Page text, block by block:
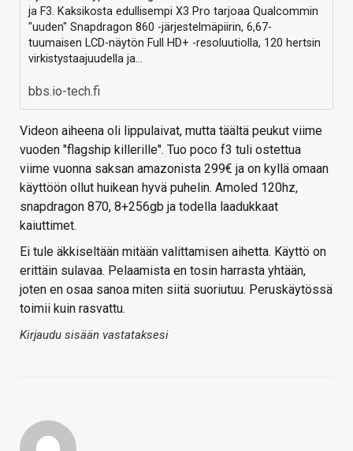
ja F3. Kaksikosta edullisempi X3 Pro tarjoaa Qualcommin
"uuden" Snapdragon 860 -järjestelmäpiirin, 6,67-
tuumaisen LCD-näytön Full HD+ -resoluutiolla, 120 hertsin
virkistystaajuudella ja…
bbs.io-tech.fi
Videon aiheena oli lippulaivat, mutta täältä peukut viime
vuoden "flagship killerille". Tuo poco f3 tuli ostettua
viime vuonna saksan amazonista 299€ ja on kyllä omaan
käyttöön ollut huikean hyvä puhelin. Amoled 120hz,
snapdragon 870, 8+256gb ja todella laadukkaat
kaiuttimet.
Ei tule äkkiseltään mitään valittamisen aihetta. Käyttö on
erittäin sulavaa. Pelaamista en tosin harrasta yhtään,
joten en osaa sanoa miten siitä suoriutuu. Peruskäytössä
toimii kuin rasvattu.
Kirjaudu sisään vastataksesi